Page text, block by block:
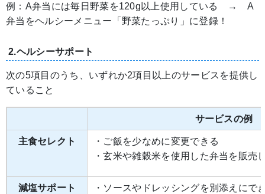
例：A弁当には毎日野菜を120g以上使用している → A
弁当をヘルシーメニュー「野菜たっぷり」に登録！
2.ヘルシーサポート
次の5項目のうち、いずれか2項目以上のサービスを提供し
ていること
サービスの例
主食セレクト
・ご飯を少なめに変更できる
・玄米や雑穀米を使用した弁当を販売
減塩サポート ・ソースやドレッシングを別添えにで